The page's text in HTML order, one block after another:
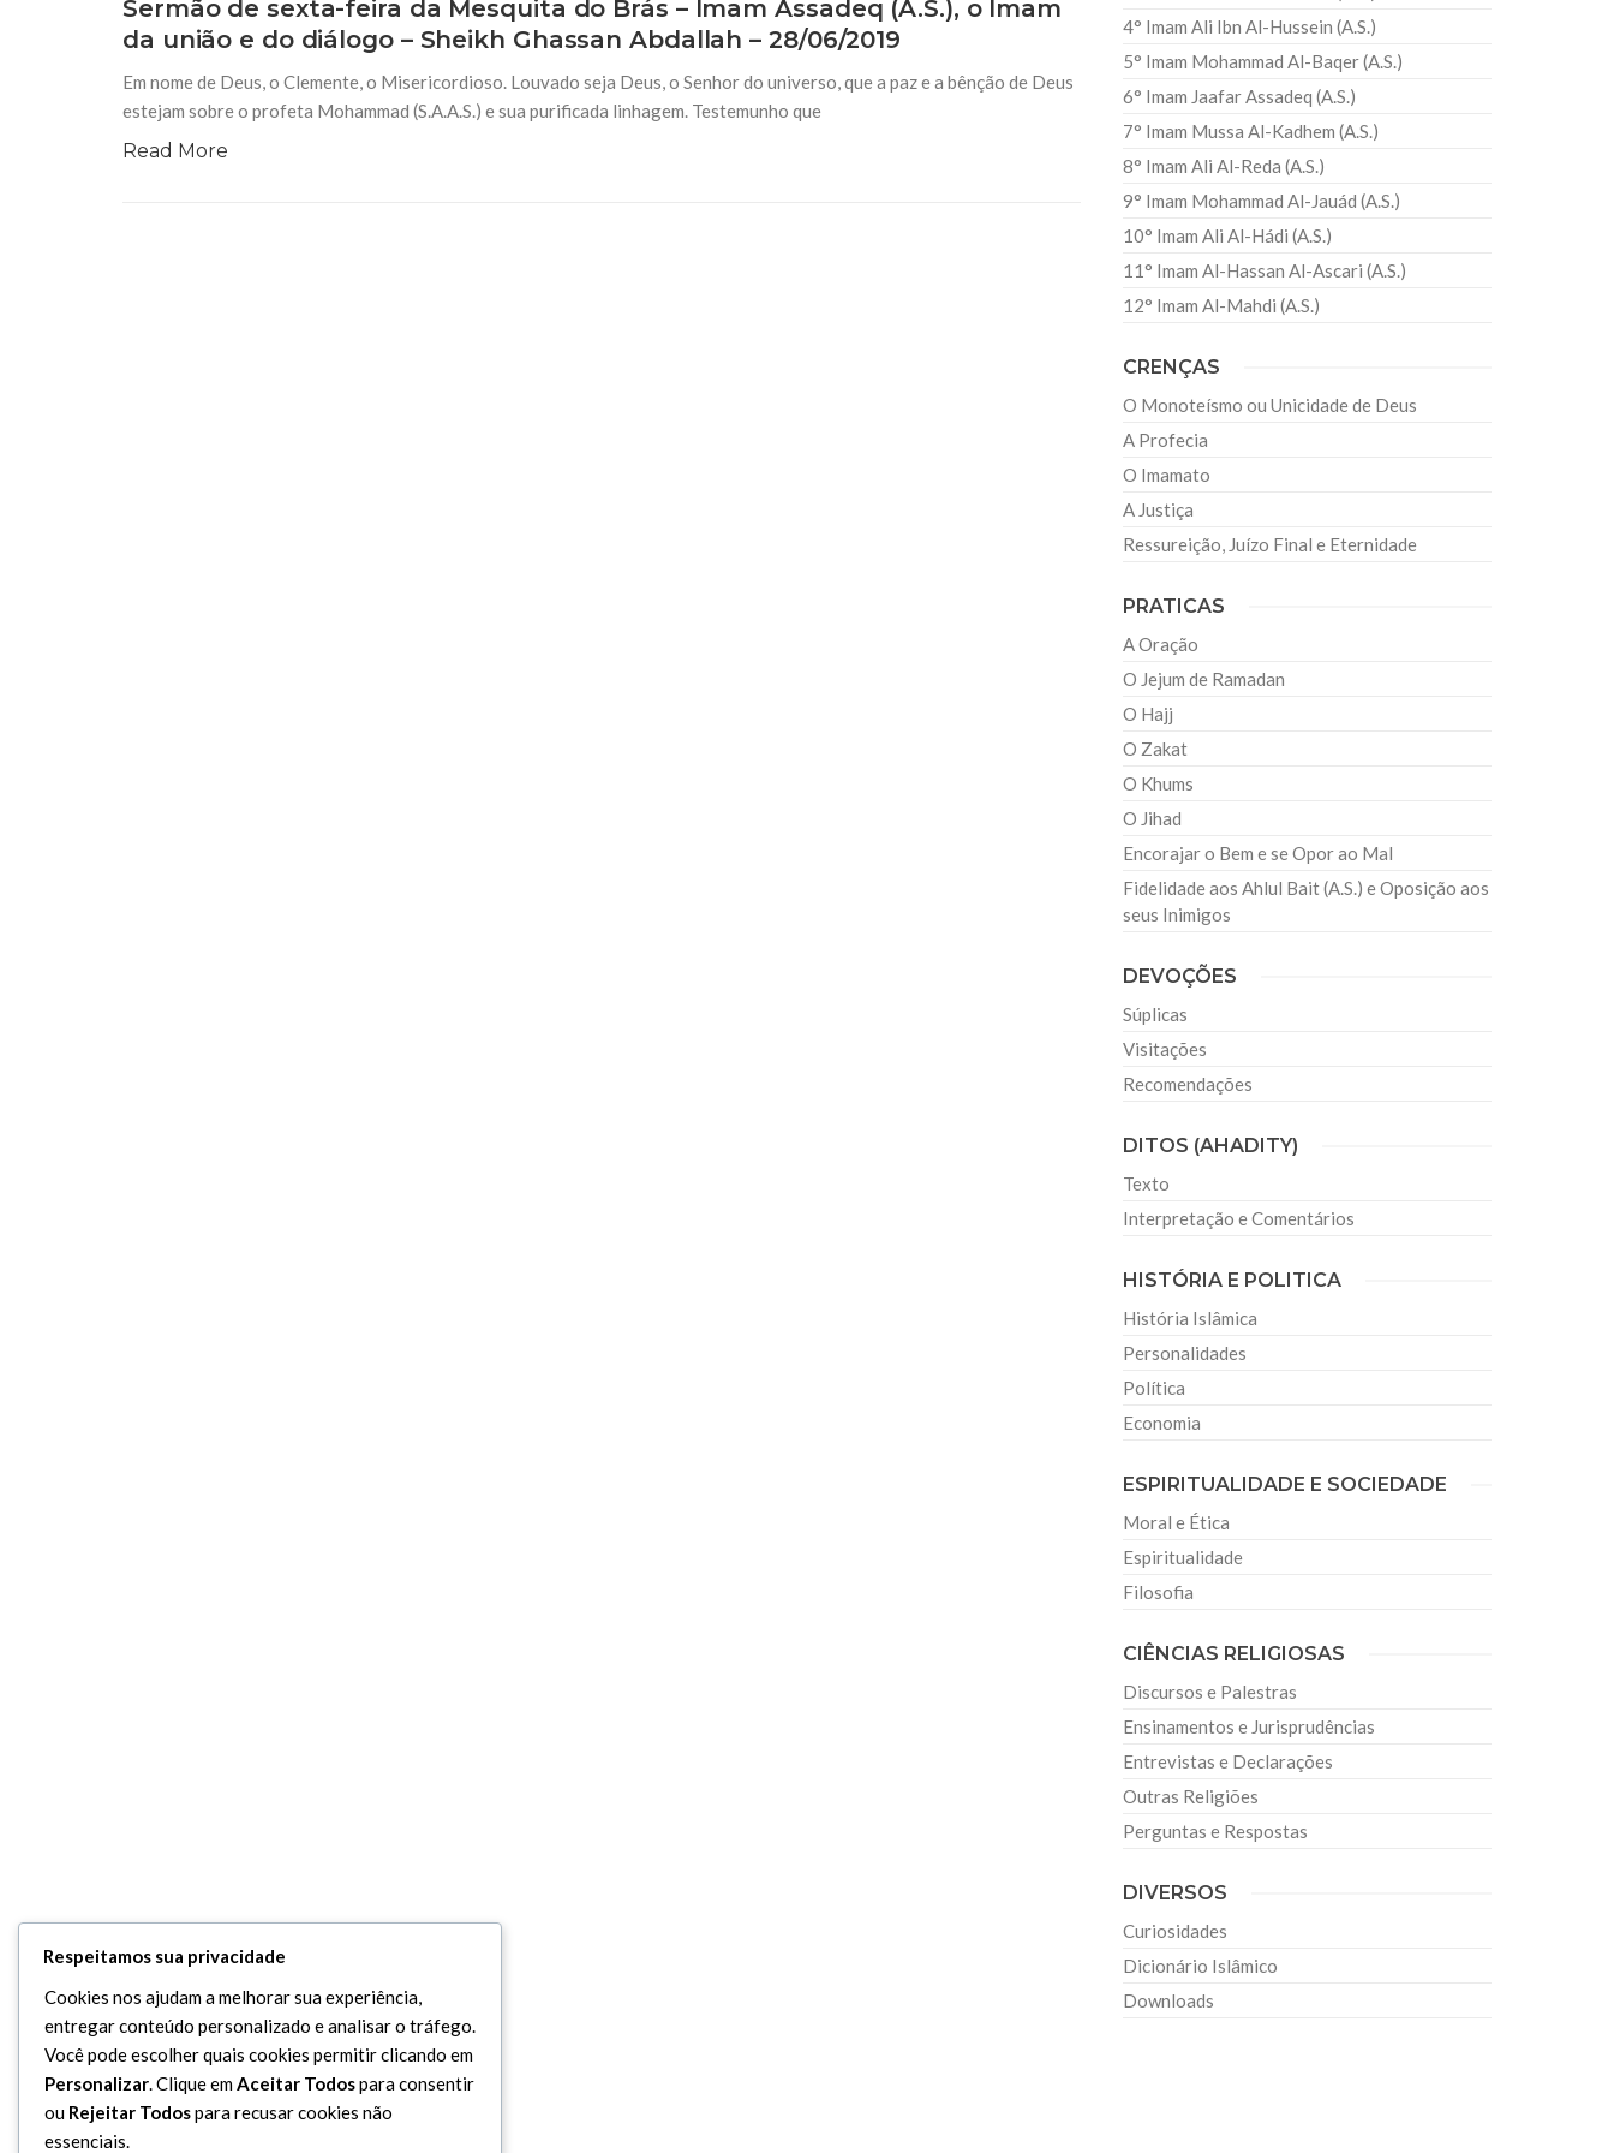
Sermão de sexta-feira da Mesquita do Brás – Imam Assadeq (A.S.), o Imam
da união e do diálogo – Sheikh Ghassan Abdallah – 28/06/2019
Em nome de Deus, o Clemente, o Misericordioso. Louvado seja Deus, o Senhor do universo, que a paz e a bênção de Deus
estejam sobre o profeta Mohammad (S.A.A.S.) e sua purificada linhagem. Testemunho que
Read More
4° Imam Ali Ibn Al-Hussein (A.S.)
5° Imam Mohammad Al-Baqer (A.S.)
6° Imam Jaafar Assadeq (A.S.)
7° Imam Mussa Al-Kadhem (A.S.)
8° Imam Ali Al-Reda (A.S.)
9° Imam Mohammad Al-Jauád (A.S.)
10° Imam Ali Al-Hádi (A.S.)
11° Imam Al-Hassan Al-Ascari (A.S.)
12° Imam Al-Mahdi (A.S.)
CRENÇAS
O Monoteísmo ou Unicidade de Deus
A Profecia
O Imamato
A Justiça
Ressureição, Juízo Final e Eternidade
PRATICAS
A Oração
O Jejum de Ramadan
O Hajj
O Zakat
O Khums
O Jihad
Encorajar o Bem e se Opor ao Mal
Fidelidade aos Ahlul Bait (A.S.) e Oposição aos
seus Inimigos
DEVOÇÕES
Súplicas
Visitações
Recomendações
DITOS (AHADITY)
Texto
Interpretação e Comentários
HISTÓRIA E POLITICA
História Islâmica
Personalidades
Política
Economia
ESPIRITUALIDADE E SOCIEDADE
Moral e Ética
Espiritualidade
Filosofia
CIÊNCIAS RELIGIOSAS
Discursos e Palestras
Ensinamentos e Jurisprudências
Entrevistas e Declarações
Outras Religiões
Perguntas e Respostas
DIVERSOS
Curiosidades
Dicionário Islâmico
Downloads
Respeitamos sua privacidade
Cookies nos ajudam a melhorar sua experiência,
entregar conteúdo personalizado e analisar o tráfego.
Você pode escolher quais cookies permitir clicando em
Personalizar. Clique emAceitar Todospara consentir
ou Rejeitar Todospara recusar cookies não
essenciais.